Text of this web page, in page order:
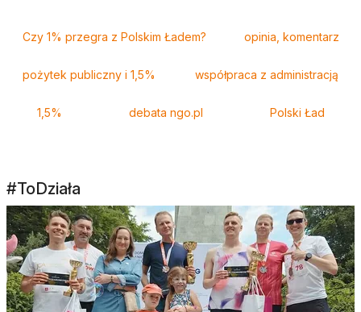
Czy 1% przegra z Polskim Ładem? opinia, komentarz
pożytek publiczny i 1,5% współpraca z administracją
1,5% debata ngo.pl Polski Ład
#ToDziała